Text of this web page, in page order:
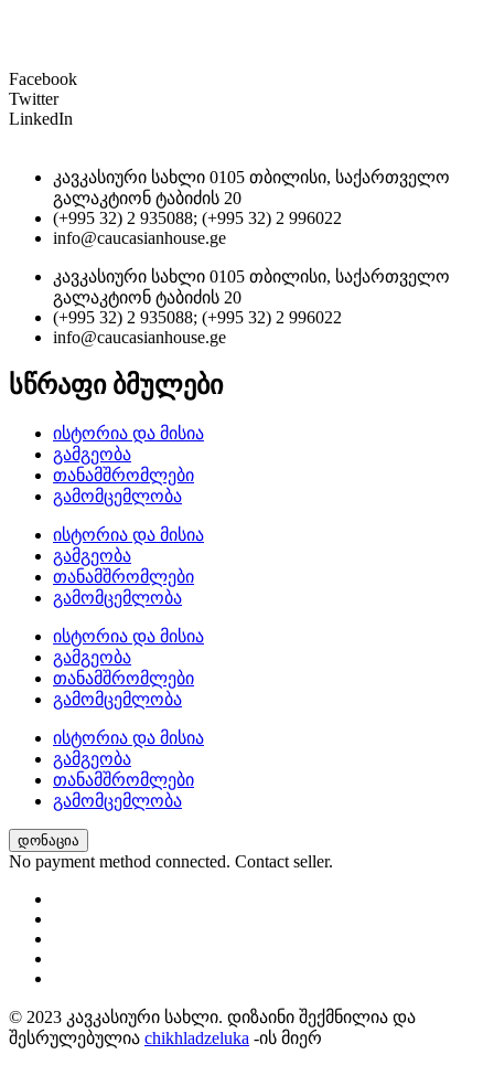
Facebook
Twitter
LinkedIn
კავკასიური სახლი 0105 თბილისი, საქართველო
გალაკტიონ ტაბიძის 20
(+995 32) 2 935088; (+995 32) 2 996022
info@caucasianhouse.ge
კავკასიური სახლი 0105 თბილისი, საქართველო
გალაკტიონ ტაბიძის 20
(+995 32) 2 935088; (+995 32) 2 996022
info@caucasianhouse.ge
სწრაფი ბმულები
ისტორია და მისია
გამგეობა
თანამშრომლები
გამომცემლობა
ისტორია და მისია
გამგეობა
თანამშრომლები
გამომცემლობა
ისტორია და მისია
გამგეობა
თანამშრომლები
გამომცემლობა
ისტორია და მისია
გამგეობა
თანამშრომლები
გამომცემლობა
დონაცია
No payment method connected. Contact seller.
© 2023 კავკასიური სახლი. დიზაინი შექმნილია და
შესრულებულია chikhladzeluka -ის მიერ